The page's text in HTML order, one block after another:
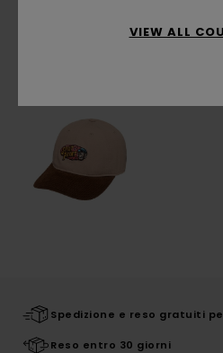
Spedizione e reso gratuiti
Reso entro 30 giorni
VIEW ALL